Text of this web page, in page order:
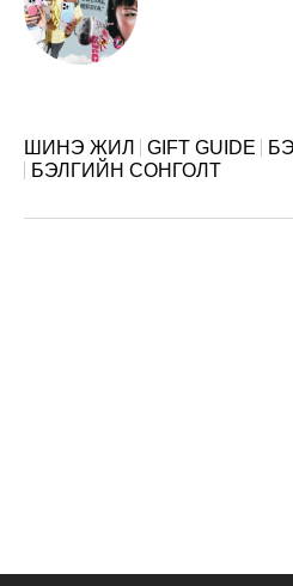
ШИНЭ ЖИЛ GIFT GUIDE
БЭЛГИЙН СОНГОЛТ